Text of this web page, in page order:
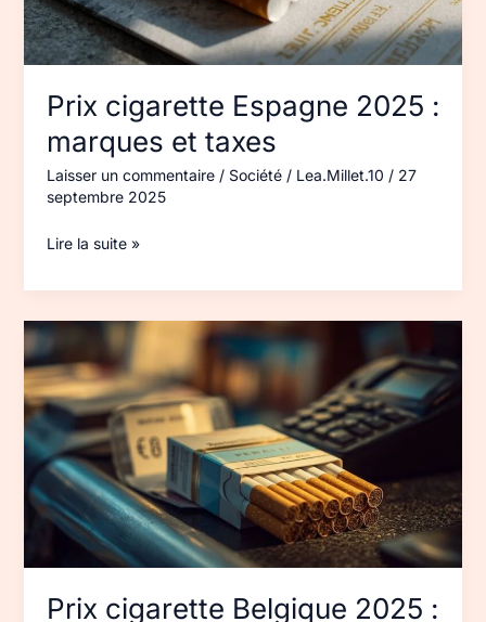
Prix cigarette Espagne 2025 :
marques et taxes
Laisser un commentaire / Société/ Lea.Millet.10 / 27
septembre 2025
Lire la suite »
Prix cigarette Belgique 2025 :
Prix
cigarette
Belgique 2025 :
tarifs
et
normes